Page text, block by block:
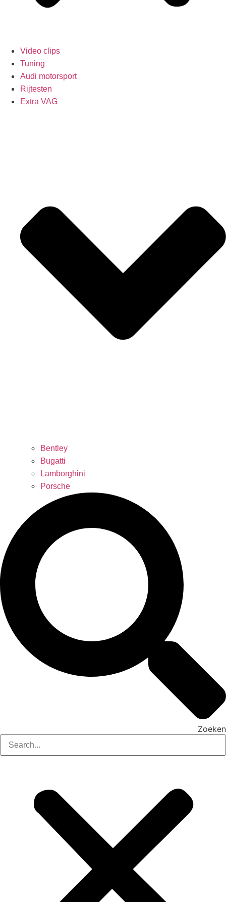
Video clips
Tuning
Audi motorsport
Rijtesten
Extra VAG
Bentley
Bugatti
Lamborghini
Porsche
Zoeken